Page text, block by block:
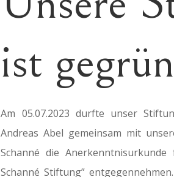
ist
Am 05.07.2023 durfte unser
Andreas Abel gemeinsam mit
Schanné die
Schanné Stiftung”